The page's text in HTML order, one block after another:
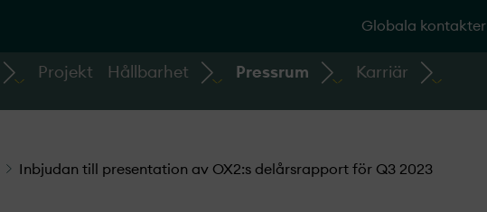
Globala kontakter
Projekt Hållbarhet Pressrum Karriär
Inbjudan till presentation av OX2:s delårsrapport för Q3 2023